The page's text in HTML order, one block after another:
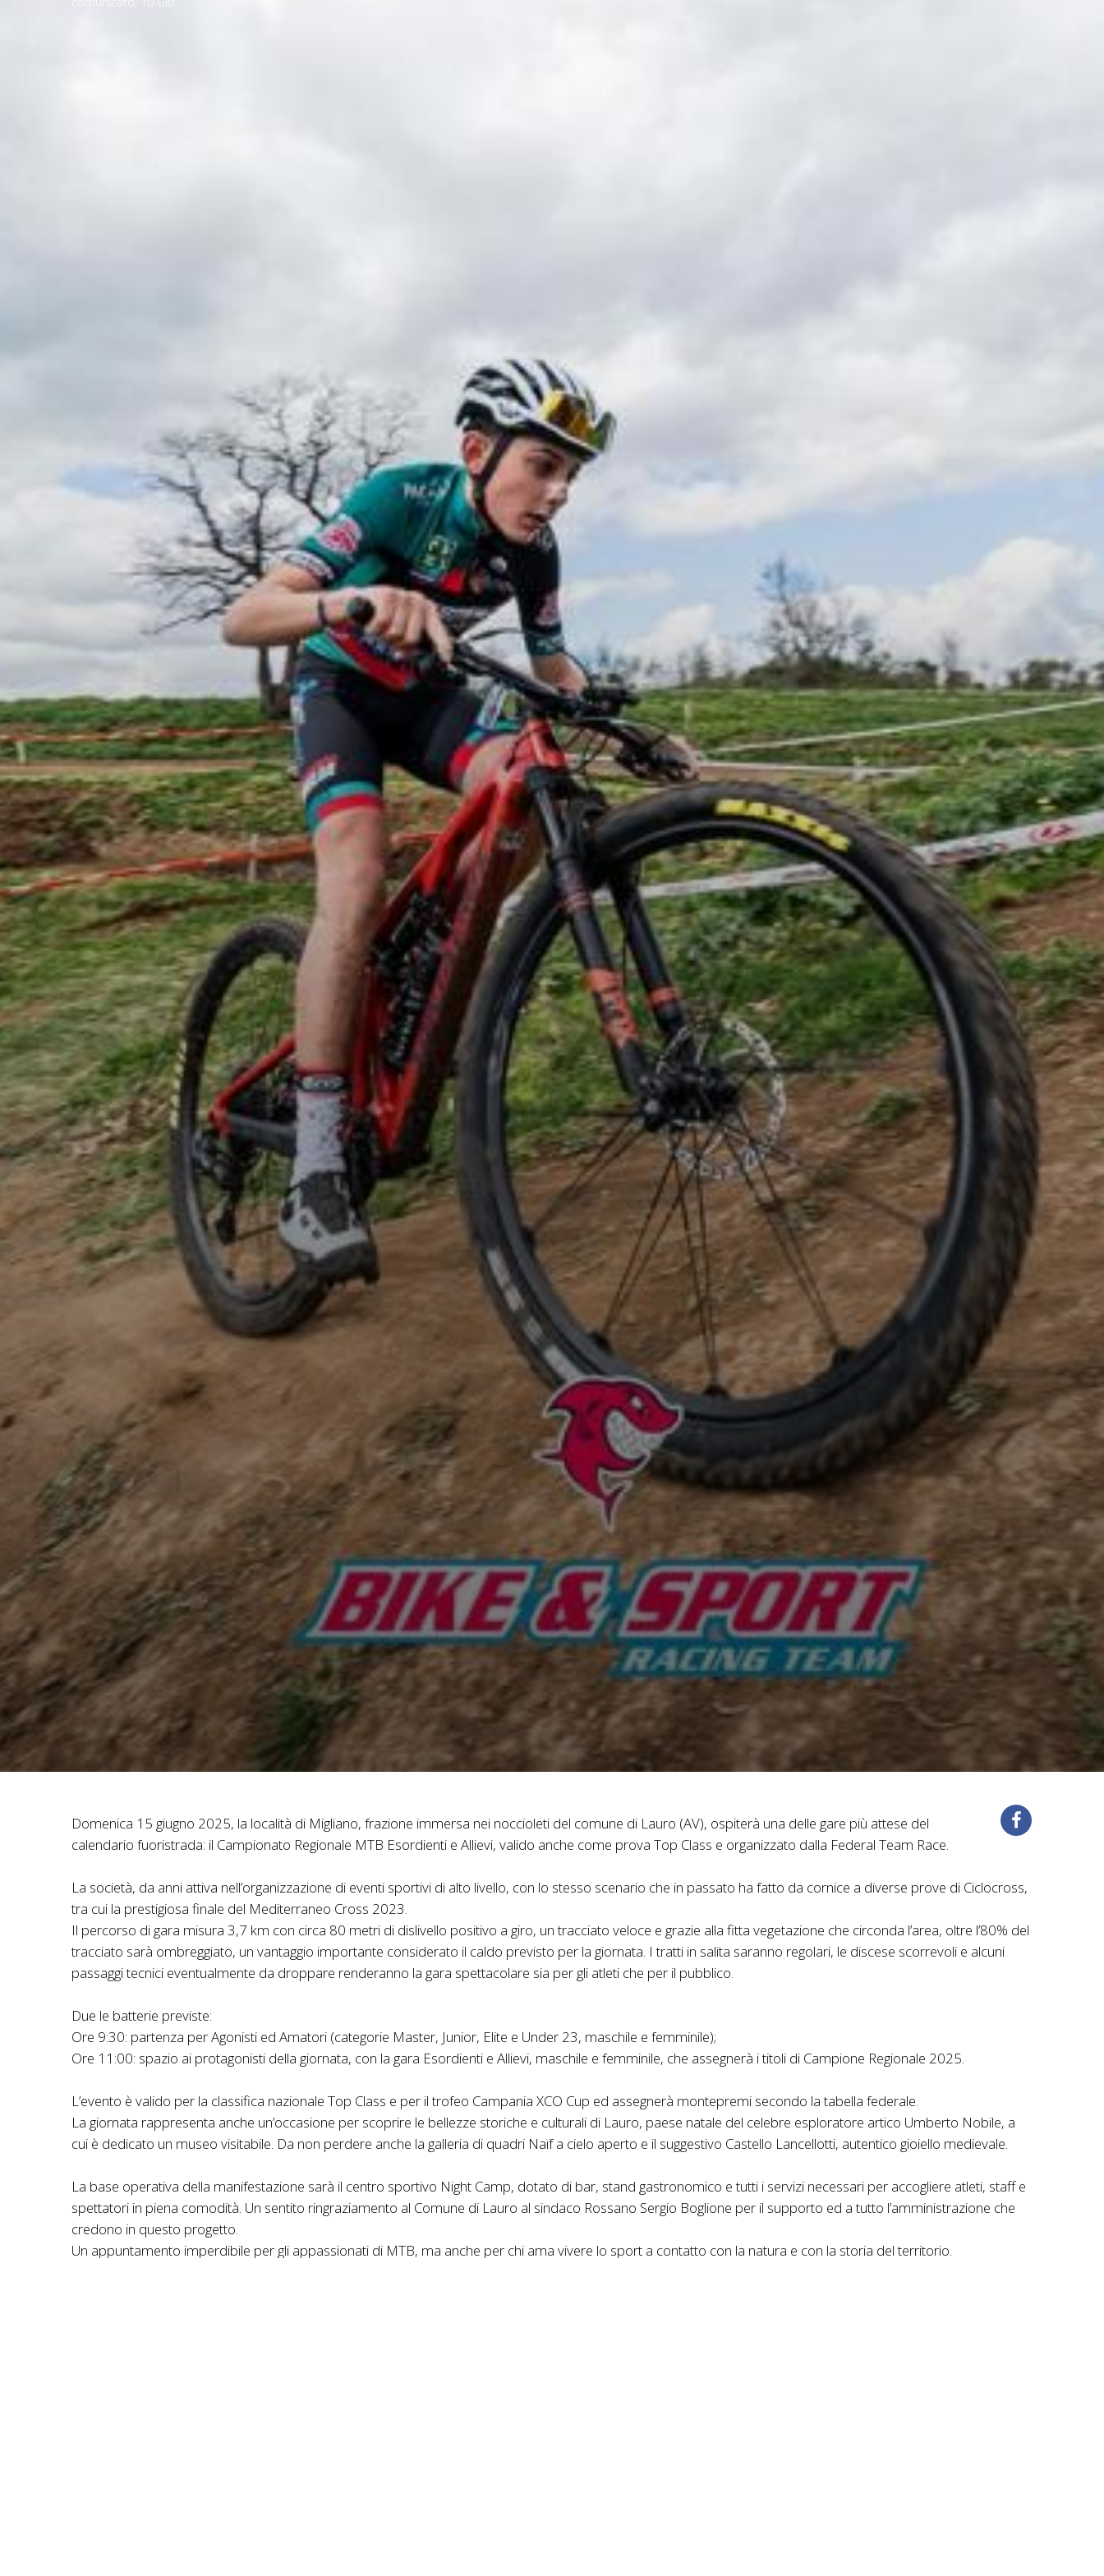
Domenica 15 giugno 2025, la località di Migliano, frazione immersa nei noccioleti del comune di Lauro (AV), ospiterà una delle gare più attese del
calendario fuoristrada: il Campionato Regionale MTB Esordienti e Allievi, valido anche come prova Top Class e organizzato dalla Federal Team Race.
La società, da anni attiva nell’organizzazione di eventi sportivi di alto livello, con lo stesso scenario che in passato ha fatto da cornice a diverse prove di Ciclocross,
tra cui la prestigiosa finale del Mediterraneo Cross 2023.
Il percorso di gara misura 3,7 km con circa 80 metri di dislivello positivo a giro, un tracciato veloce e grazie alla fitta vegetazione che circonda l’area, oltre l’80% del
tracciato sarà ombreggiato, un vantaggio importante considerato il caldo previsto per la giornata. I tratti in salita saranno regolari, le discese scorrevoli e alcuni
passaggi tecnici eventualmente da droppare renderanno la gara spettacolare sia per gli atleti che per il pubblico.
Due le batterie previste:
Ore 9:30: partenza per Agonisti ed Amatori (categorie Master, Junior, Elite e Under 23, maschile e femminile);
Ore 11:00: spazio ai protagonisti della giornata, con la gara Esordienti e Allievi, maschile e femminile, che assegnerà i titoli di Campione Regionale 2025.
L’evento è valido per la classifica nazionale Top Class e per il trofeo Campania XCO Cup ed assegnerà montepremi secondo la tabella federale.
La giornata rappresenta anche un’occasione per scoprire le bellezze storiche e culturali di Lauro, paese natale del celebre esploratore artico Umberto Nobile, a
cui è dedicato un museo visitabile. Da non perdere anche la galleria di quadri Naïf a cielo aperto e il suggestivo Castello Lancellotti, autentico gioiello medievale.
La base operativa della manifestazione sarà il centro sportivo Night Camp, dotato di bar, stand gastronomico e tutti i servizi necessari per accogliere atleti, staff e
spettatori in piena comodità. Un sentito ringraziamento al Comune di Lauro al sindaco Rossano Sergio Boglione per il supporto ed a tutto l’amministrazione che
credono in questo progetto.
Un appuntamento imperdibile per gli appassionati di MTB, ma anche per chi ama vivere lo sport a contatto con la natura e con la storia del territorio.